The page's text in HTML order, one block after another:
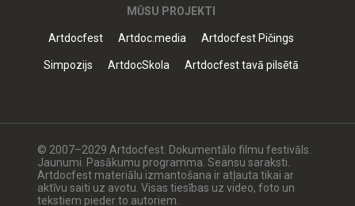
MŪSU PROJEKTI
Artdocfest Artdoc.media Artdocfest Pičings
Simpozijs ArtdocSkola Artdocfest tavā pilsētā
© 2007–2029 Artdocfest. Dokumentālo filmu festivāls.
Jaunumi. Pasākumu programma. Seansu saraksti.
Artdocfest materiālu izmantošana ir atļauta tikai ar
aktīvu saiti uz avotu. Visas tiesības uz video, foto un
tekstiem pieder to autoriem.